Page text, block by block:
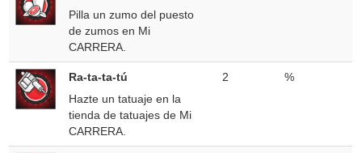
Pilla un zumo del puesto
de zumos en Mi
CARRERA.
Ra-ta-ta-tú
Hazte un tatuaje en la
tienda de tatuajes de Mi
CARRERA.
2 %